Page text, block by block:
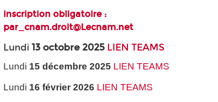
inscription obligatoire :
par_cnam.droit@Lecnam.net
Lundi 13 octobre 2025 LIEN TEAMS
Lundi 15 décembre 2025 LIEN TEAMS
Lundi 16 février 2026 LIEN TEAMS